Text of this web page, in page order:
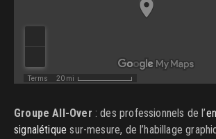
Groupe All-Over : des professionnels de l’
signalétique sur-mesure, de l’habillage